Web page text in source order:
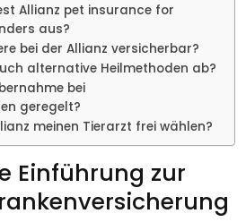
Allianz pet insurance for
aus?
bei der Allianz versicherbar?
alternative Heilmethoden ab?
bei
geregelt?
meinen Tierarzt frei wählen?
Einführung zur